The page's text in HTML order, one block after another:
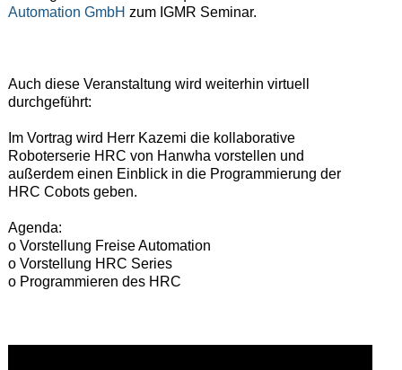
Automation GmbH zum IGMR Seminar.
Auch diese Veranstaltung wird weiterhin virtuell
durchgeführt:
Im Vortrag wird Herr Kazemi die kollaborative
Roboterserie HRC von Hanwha vorstellen und
außerdem einen Einblick in die Programmierung der
HRC Cobots geben.
Agenda:
o Vorstellung Freise Automation
o Vorstellung HRC Series
o Programmieren des HRC